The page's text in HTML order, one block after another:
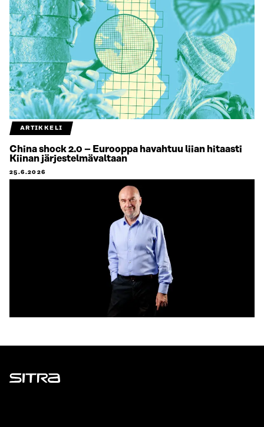
ARTIKKELI
China shock 2.0 – Eurooppa havahtuu liian hitaasti
Kiinan järjestelmävaltaan
25.6.2026
Sitra